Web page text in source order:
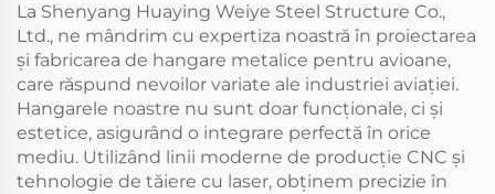
La Shenyang Huaying Weiye Steel Structure Co.,
Ltd., ne mândrim cu expertiza noastră în proiectarea
și fabricarea de hangare metalice pentru avioane,
care răspund nevoilor variate ale industriei aviației.
Hangarele noastre nu sunt doar funcționale, ci și
estetice, asigurând o integrare perfectă în orice
mediu. Utilizând linii moderne de producție CNC și
tehnologie de tăiere cu laser, obținem precizie în